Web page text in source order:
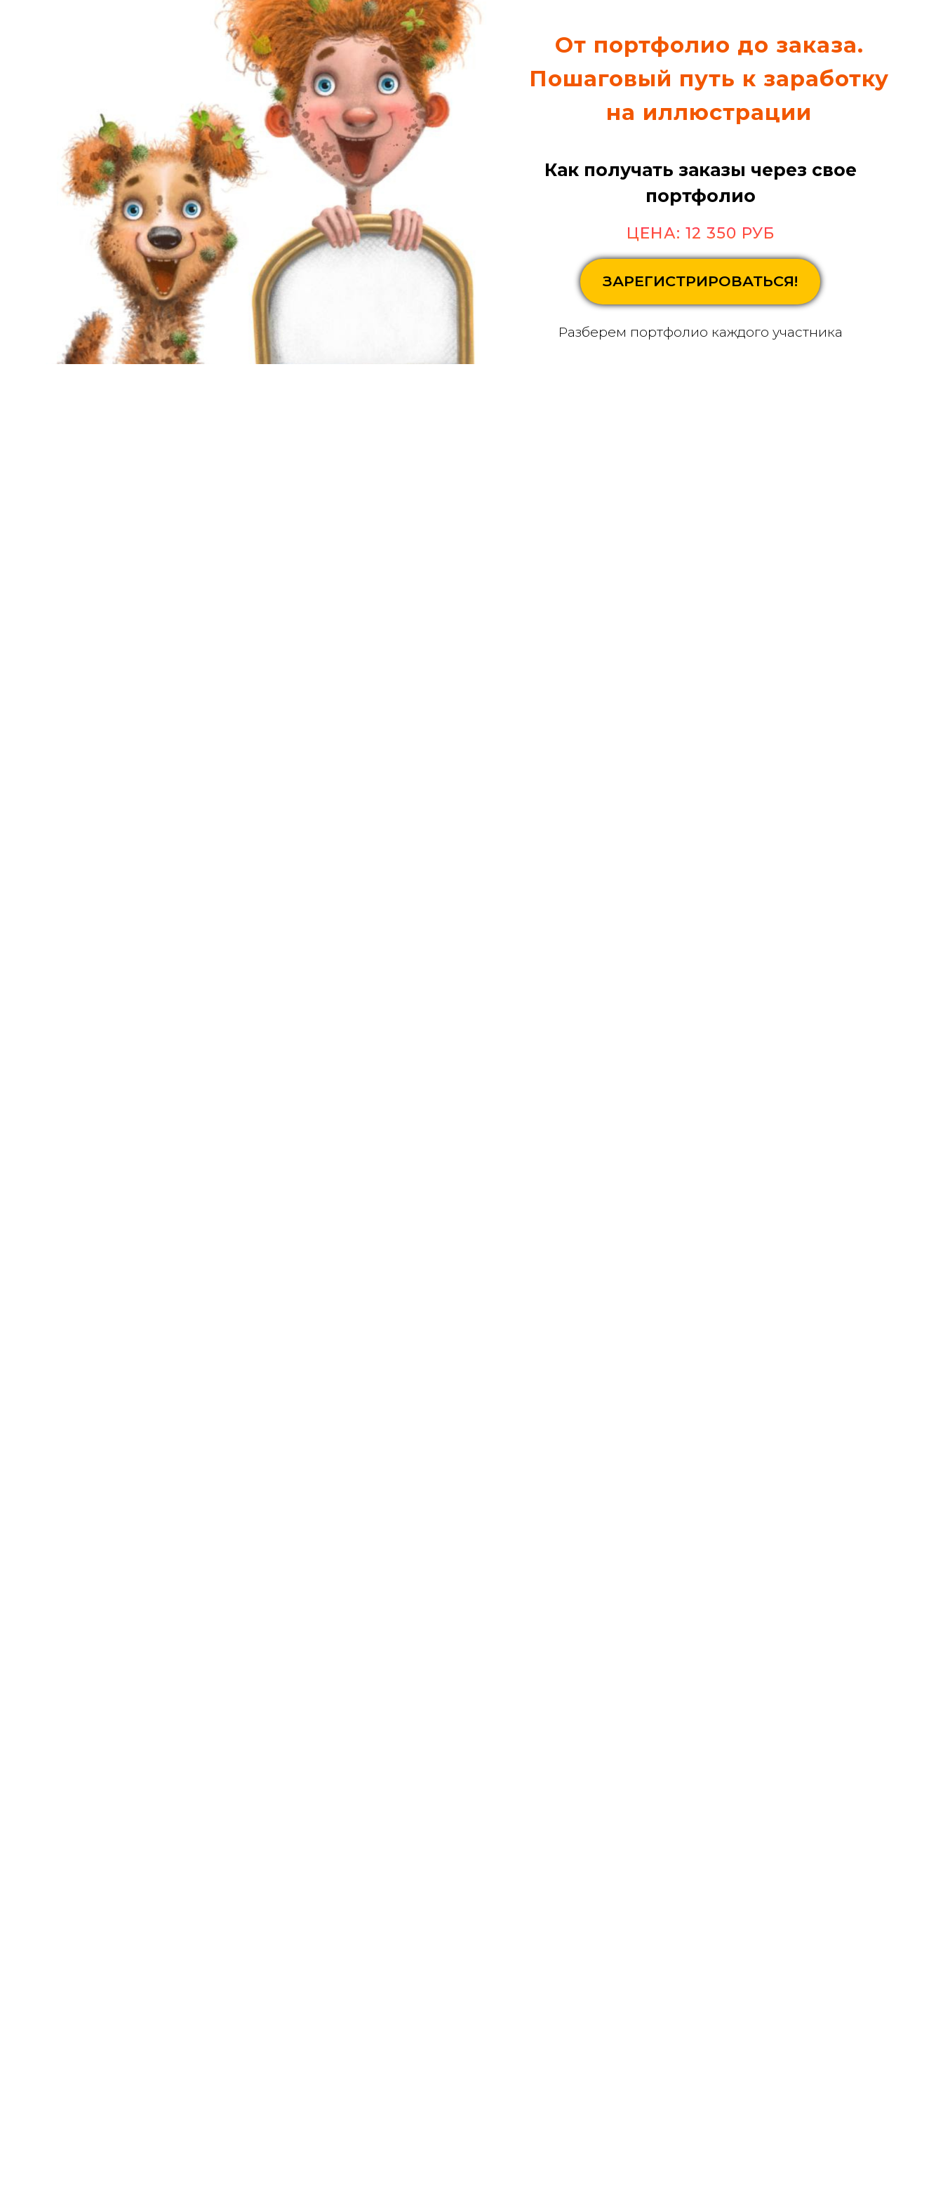
Как получать заказы через свое
портфолио
От портфолио до заказа.
Пошаговый путь к заработку
на иллюстрации
ЗАРЕГИСТРИРОВАТЬСЯ!
ЦЕНА: 12 350 РУБ
Разберем портфолио каждого участника